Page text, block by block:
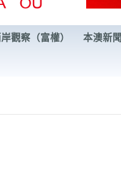
觀察（富權） 本澳新聞